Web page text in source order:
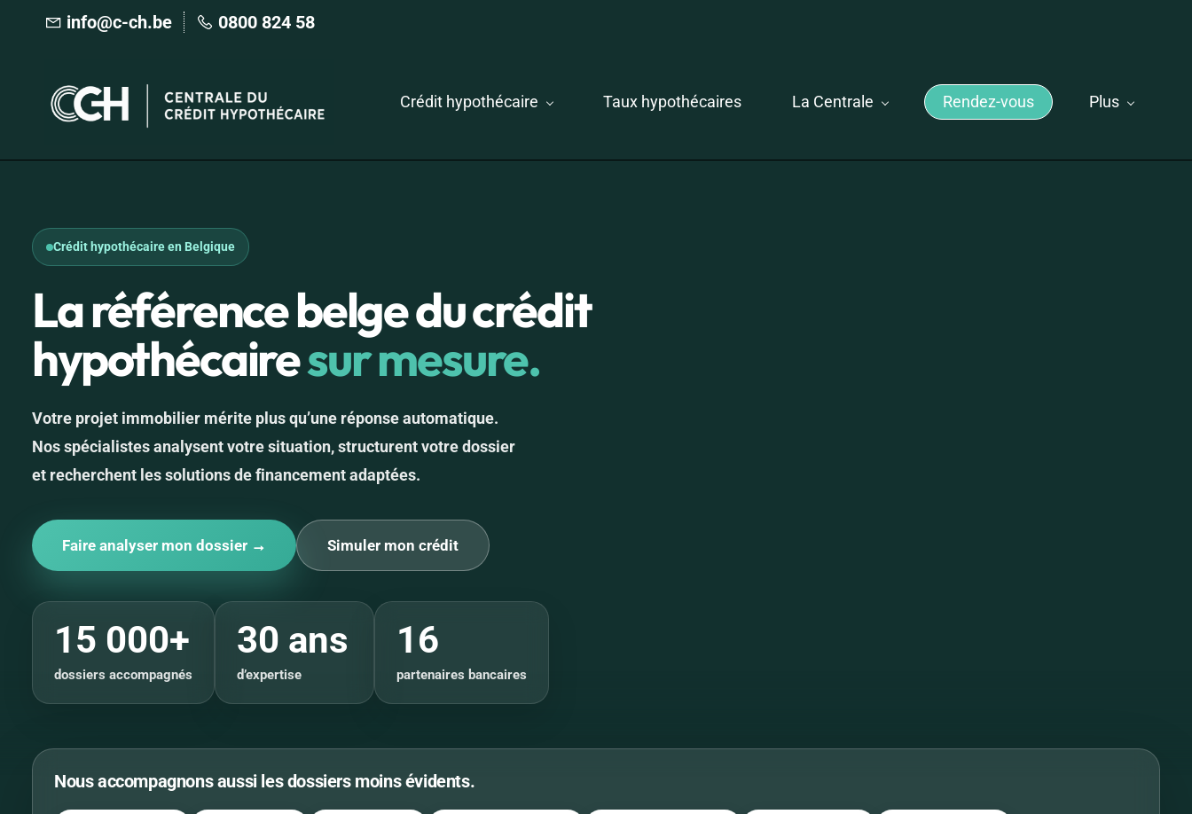
content
info@c-ch.be 0800 824 58
Crédit hypothécaire Taux hypothécaires La Centrale Rendez-vous Plus
Crédit hypothécaire en Belgique
La référence belge du crédit
hypothécairesur mesure.
Votre projet immobilier mérite plus qu’une réponse automatique.
Nos spécialistes analysent votre situation, structurent votre dossier
et recherchent les solutions de financement adaptées.
Faire analyser mon dossier → Simuler mon crédit
15 000+
dossiers accompagnés
30 ans
d’expertise
16
partenaires bancaires
Nous accompagnons aussi les dossiers moins évidents.